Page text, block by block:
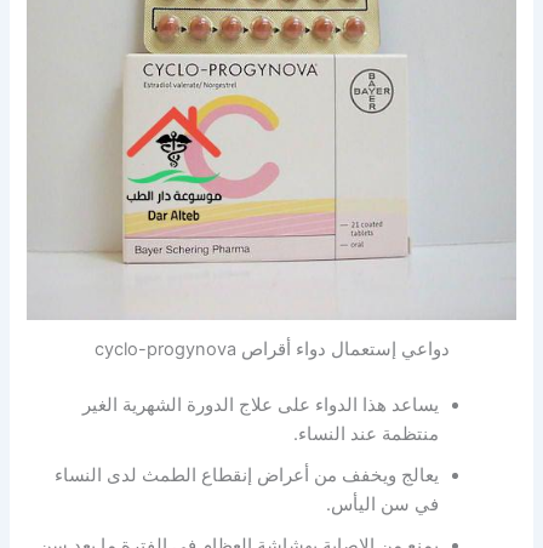
دواعي إستعمال دواء أقراص cyclo-progynova
يساعد هذا الدواء على علاج الدورة الشهرية الغير
منتظمة عند النساء.
يعالج ويخفف من أعراض إنقطاع الطمث لدى النساء
في سن اليأس.